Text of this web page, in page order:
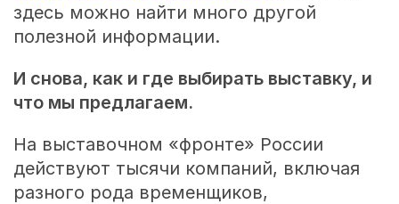
здесь можно найти много другой
полезной информации.
И снова, как и где выбирать выставку, и
что мы предлагаем.
На выставочном «фронте» России
действуют тысячи компаний, включая
разного рода временщиков,